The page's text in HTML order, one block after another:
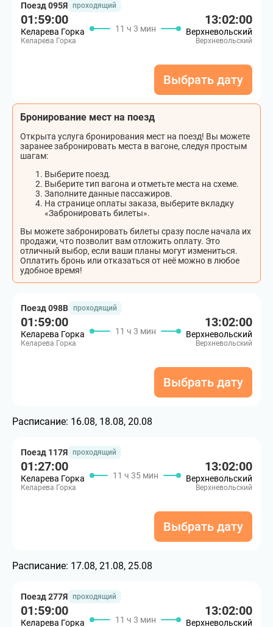
Поезд 095Я проходящий
01:59:00
Келарева Горка
Келарева Горка
11 ч 3 мин
13:02:00
Верхневольский
Верхневольский
Выбрать дату
Бронирование мест на поезд
Открыта услуга бронирования мест на поезд! Вы можете
заранее забронировать места в вагоне, следуя простым
шагам:
Выберите поезд.
Выберите тип вагона и отметьте места на схеме.
Заполните данные пассажиров.
На странице оплаты заказа, выберите вкладку
«Забронировать билеты».
Вы можете забронировать билеты сразу после начала их
продажи, что позволит вам отложить оплату. Это
отличный выбор, если ваши планы могут измениться.
Оплатить бронь или отказаться от неё можно в любое
удобное время!
Поезд 098В проходящий
01:59:00
Келарева Горка
Келарева Горка
11 ч 3 мин
13:02:00
Верхневольский
Верхневольский
Выбрать дату
Расписание: 16.08, 18.08, 20.08
Поезд 117Я проходящий
01:27:00
Келарева Горка
Келарева Горка
11 ч 35 мин
13:02:00
Верхневольский
Верхневольский
Выбрать дату
Расписание: 17.08, 21.08, 25.08
Поезд 277Я проходящий
01:59:00
Келарева Горка 11 ч 3 мин
13:02:00
Верхневольский